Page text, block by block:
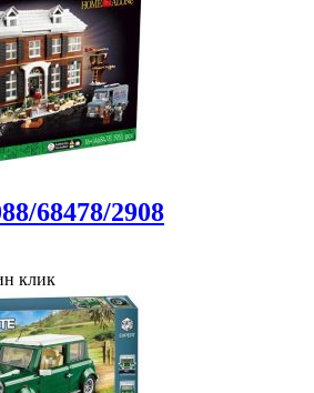
68478/2908
клик